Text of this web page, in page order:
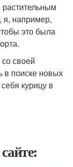
например,
это была
своей
в поиске новых
курицу в